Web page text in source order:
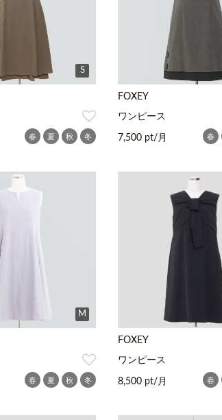
S
春 夏 秋 冬
FOXEY
ワンピース
7,500 pt/月 春
M
春 夏 秋 冬
FOXEY
ワンピース
8,500 pt/月 春